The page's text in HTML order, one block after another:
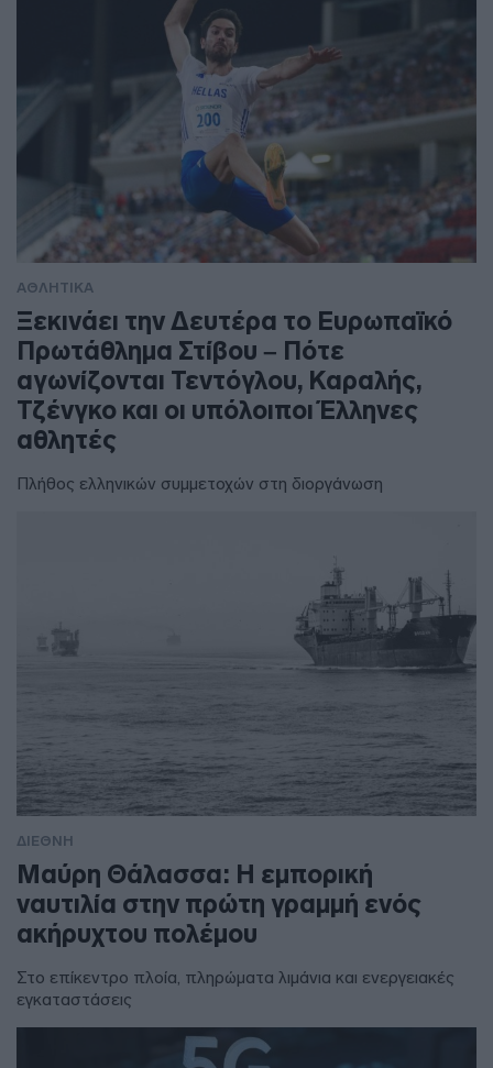
ΑΘΛΗΤΙΚΑ
Ξεκινάει την Δευτέρα το Ευρωπαϊκό
Πρωτάθλημα Στίβου – Πότε
αγωνίζονται Τεντόγλου, Καραλής,
Τζένγκο και οι υπόλοιποι Έλληνες
αθλητές
Πλήθος ελληνικών συμμετοχών στη διοργάνωση
ΔΙΕΘΝΗ
Μαύρη Θάλασσα: Η εμπορική
ναυτιλία στην πρώτη γραμμή ενός
ακήρυχτου πολέμου
Στο επίκεντρο πλοία, πληρώματα λιμάνια και ενεργειακές
εγκαταστάσεις